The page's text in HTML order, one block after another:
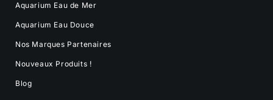
Aquarium Eau de Mer
Aquarium Eau Douce
Nos Marques Partenaires
Nouveaux Produits !
Blog